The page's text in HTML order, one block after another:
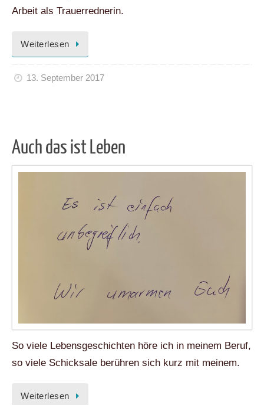
Arbeit als Trauerrednerin.
Weiterlesen
13. September 2017
Auch das ist Leben
So viele Lebensgeschichten höre ich in meinem Beruf,
so viele Schicksale berühren sich kurz mit meinem.
Weiterlesen